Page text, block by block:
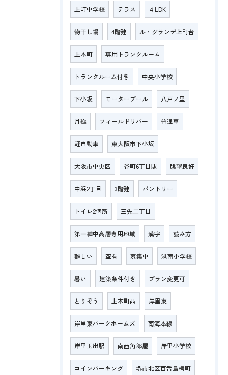
上町中学校 テラス ４LDK
物干し場 4階建 ル・グランデ上町台
上本町 専用トランクルーム
トランクルーム付き 中央小学校
下小坂 モータープール 八戸ノ里
月極 フィールドリバー 普通車
軽自動車 東大阪市下小坂
大阪市中央区 谷町6丁目駅 眺望良好
中浜2丁目 3階建 パントリー
トイレ2個所 三先二丁目
第一種中高層専用地域 漢字 読み方
難しい 空有 募集中 港南小学校
暑い 建築条件付き プラン変更可
とりぞう 上本町西 岸里東
岸里東パークホームズ 南海本線
岸里玉出駅 南西角部屋 岸里小学校
コインパーキング 堺市北区百舌鳥梅町